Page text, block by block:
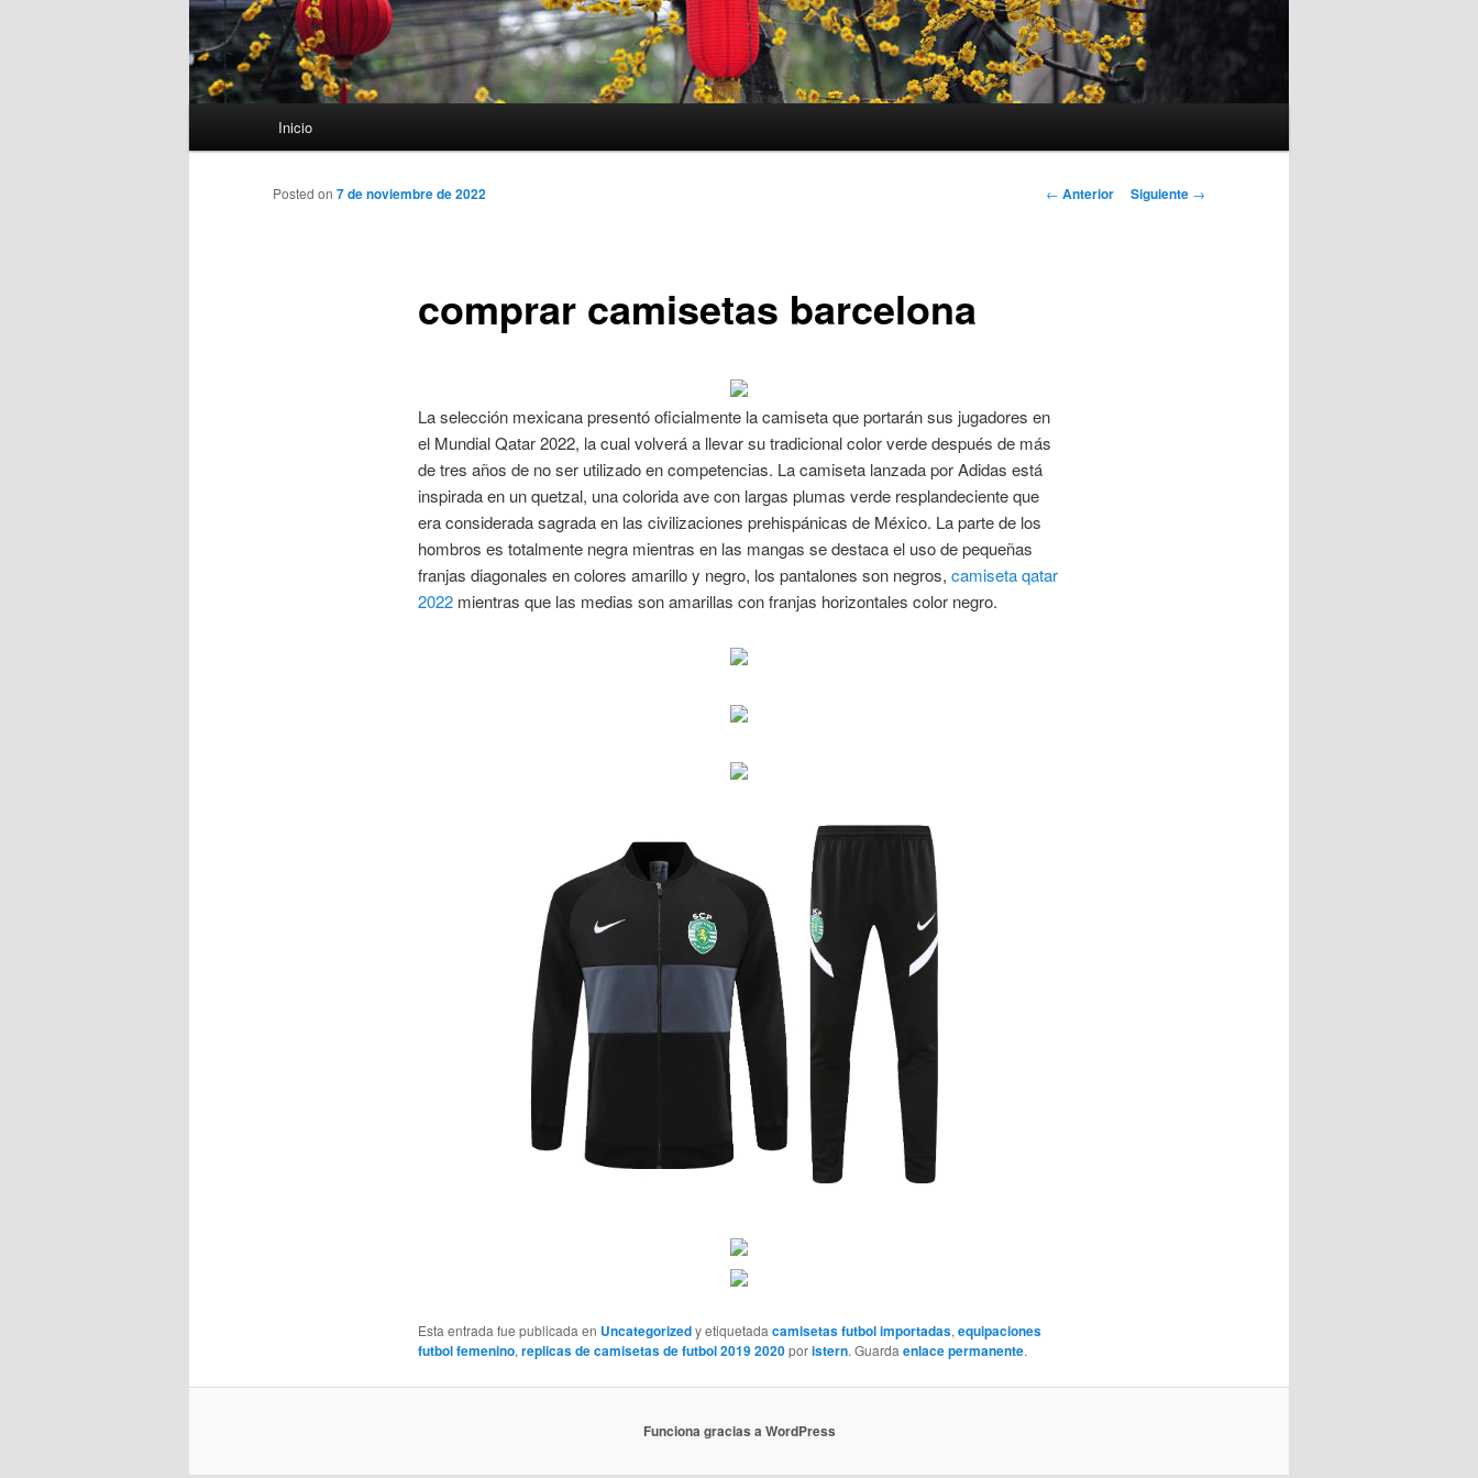
Inicio
Navegación
← Anterior Siguiente →
comprar camisetas barcelona
Posted on 7 de noviembre de 2022
La selección mexicana presentó oficialmente la camiseta que portarán sus jugadores en
el Mundial Qatar 2022, la cual volverá a llevar su tradicional color verde después de más
de tres años de no ser utilizado en competencias. La camiseta lanzada por Adidas está
inspirada en un quetzal, una colorida ave con largas plumas verde resplandeciente que
era considerada sagrada en las civilizaciones prehispánicas de México. La parte de los
hombros es totalmente negra mientras en las mangas se destaca el uso de pequeñas
franjas diagonales en colores amarillo y negro, los pantalones son negros, camiseta qatar
2022mientras que las medias son amarillas con franjas horizontales color negro.
Esta entrada fue publicada en Uncategorizedy etiquetada camisetas futbol importadas, equipaciones
futbol femenino, replicas de camisetas de futbol 2019 2020poristern. Guarda enlace permanente.
Funciona gracias a WordPress